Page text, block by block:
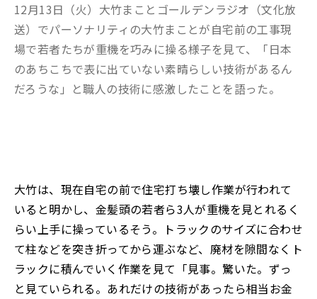
12月13日（火）大竹まことゴールデンラジオ（文化放
送）でパーソナリティの大竹まことが自宅前の工事現
場で若者たちが重機を巧みに操る様子を見て、「日本
のあちこちで表に出ていない素晴らしい技術があるん
だろうな」と職人の技術に感激したことを語った。
大竹は、現在自宅の前で住宅打ち壊し作業が行われて
いると明かし、金髪頭の若者ら3人が重機を見とれるく
らい上手に操っているそう。トラックのサイズに合わせ
て柱などを突き折ってから運ぶなど、廃材を隙間なくト
ラックに積んでいく作業を見て「見事。驚いた。ずっ
と見ていられる。あれだけの技術があったら相当お金